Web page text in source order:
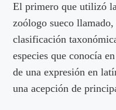
El primero que utilizó
zoólogo sueco
clasificación
especies que conocía
de una expresión en
una acepción de